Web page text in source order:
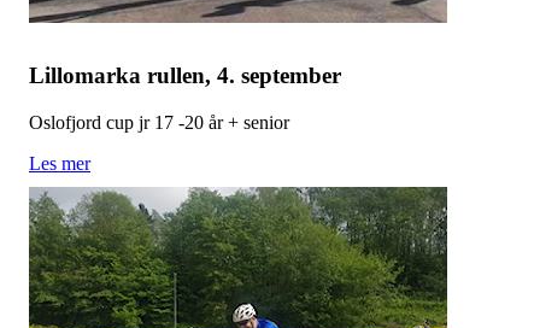
Lillomarka rullen, 4. september
Oslofjord cup jr 17 -20 år + senior
Les mer